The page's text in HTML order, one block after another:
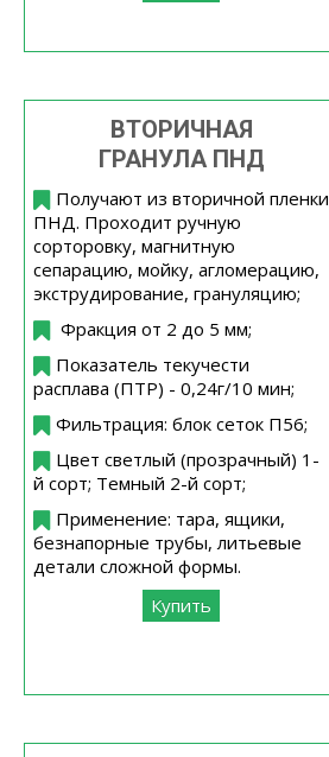
ВТОРИЧНАЯ
ГРАНУЛА ПНД
Получают из вторичной пленки
ПНД. Проходит ручную
сорторовку, магнитную
сепарацию, мойку, агломерацию,
экструдирование, грануляцию;
Фракция от 2 до 5 мм;
Показатель текучести
расплава (ПТР) - 0,24г/10 мин;
Фильтрация: блок сеток П56;
Цвет светлый (прозрачный) 1-
й сорт; Темный 2-й сорт;
Применение: тара, ящики,
безнапорные трубы, литьевые
детали сложной формы.
Купить